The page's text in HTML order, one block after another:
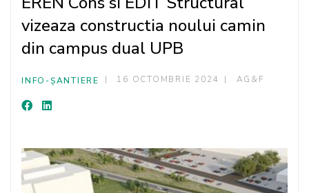
vizeaza constructia noului camin
din campus dual UPB
INFO-ȘANTIERE 16 OCTOMBRIE 2024 AG&F